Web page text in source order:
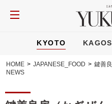
KYOTO
HOME > JAPANESE_FOOD > 鍵善
NEWS